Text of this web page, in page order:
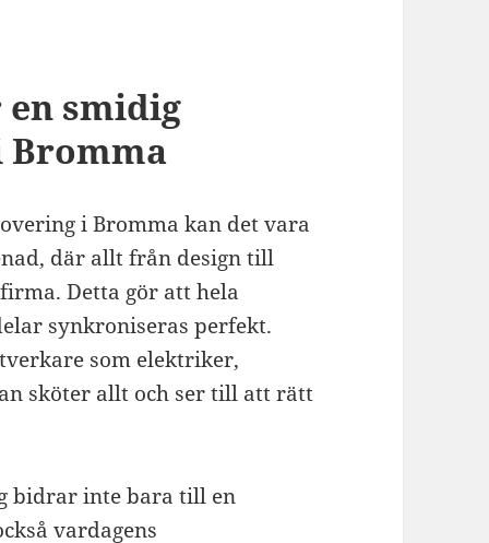
smidig
i Bromma kan det vara
där allt från design till
Detta gör att hela
synkroniseras perfekt.
som elektriker,
sköter allt och ser till att rätt
bidrar inte bara till en
vardagens